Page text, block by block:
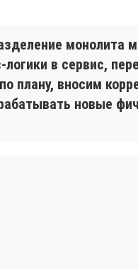
монолита
в сервис,
плану, вносим
новые